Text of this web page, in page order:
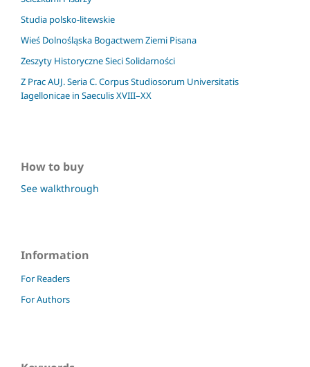
Studia polsko-litewskie
Wieś Dolnośląska Bogactwem Ziemi Pisana
Zeszyty Historyczne Sieci Solidarności
Z Prac AUJ. Seria C. Corpus Studiosorum Universitatis
Iagellonicae in Saeculis XVIII–XX
How to buy
See walkthrough
Information
For Readers
For Authors